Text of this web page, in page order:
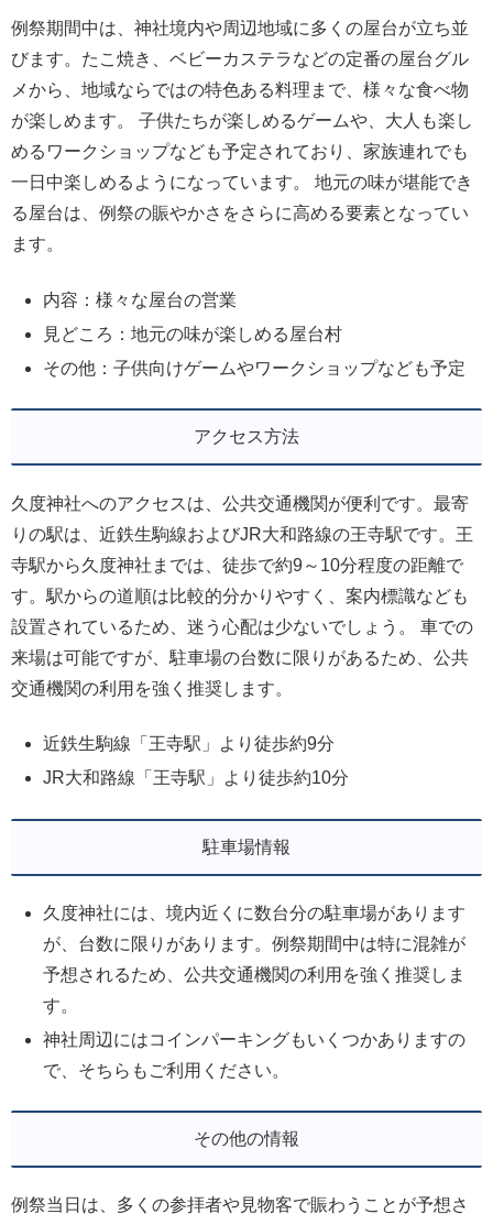
例祭期間中は、神社境内や周辺地域に多くの屋台が立ち並
びます。たこ焼き、ベビーカステラなどの定番の屋台グル
メから、地域ならではの特色ある料理まで、様々な食べ物
が楽しめます。 子供たちが楽しめるゲームや、大人も楽し
めるワークショップなども予定されており、家族連れでも
一日中楽しめるようになっています。 地元の味が堪能でき
る屋台は、例祭の賑やかさをさらに高める要素となってい
ます。
内容：様々な屋台の営業
見どころ：地元の味が楽しめる屋台村
その他：子供向けゲームやワークショップなども予定
アクセス方法
久度神社へのアクセスは、公共交通機関が便利です。最寄
りの駅は、近鉄生駒線およびJR大和路線の王寺駅です。王
寺駅から久度神社までは、徒歩で約9～10分程度の距離で
す。駅からの道順は比較的分かりやすく、案内標識なども
設置されているため、迷う心配は少ないでしょう。 車での
来場は可能ですが、駐車場の台数に限りがあるため、公共
交通機関の利用を強く推奨します。
近鉄生駒線「王寺駅」より徒歩約9分
JR大和路線「王寺駅」より徒歩約10分
駐車場情報
久度神社には、境内近くに数台分の駐車場があります
が、台数に限りがあります。例祭期間中は特に混雑が
予想されるため、公共交通機関の利用を強く推奨しま
す。
神社周辺にはコインパーキングもいくつかありますの
で、そちらもご利用ください。
その他の情報
例祭当日は、多くの参拝者や見物客で賑わうことが予想さ